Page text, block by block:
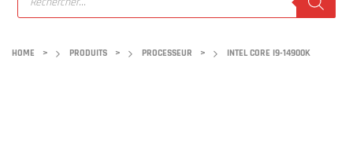
HOME > PRODUITS > PROCESSEUR > INTEL CORE I9-14900K